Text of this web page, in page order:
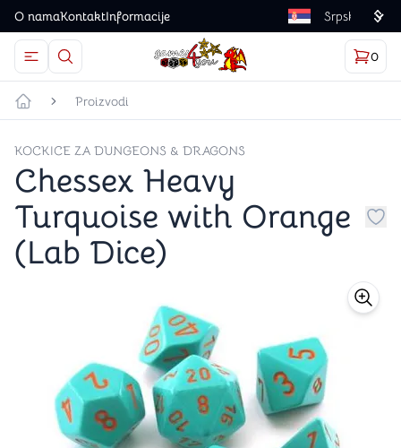
O namaKontaktInformacije Language
Otvorite meni
Dugme u obliku lupe predstavlja ikonicu za
Games4you logo
0
Početna strana
Proizvodi
KOCKICE ZA DUNGEONS & DRAGONS
Chessex Heavy
Turquoise with Orange
(Lab Dice)